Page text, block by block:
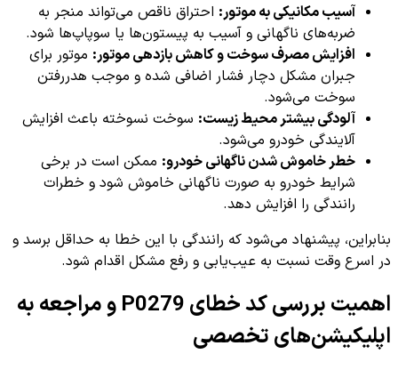
آسیب مکانیکی به موتور: احتراق ناقص می‌تواند منجر به
ضربه‌های ناگهانی و آسیب به پیستون‌ها یا سوپاپ‌ها شود.
افزایش مصرف سوخت و کاهش بازدهی موتور: موتور برای
جبران مشکل دچار فشار اضافی شده و موجب هدررفتن
سوخت می‌شود.
آلودگی بیشتر محیط زیست: سوخت نسوخته باعث افزایش
آلایندگی خودرو می‌شود.
خطر خاموش شدن ناگهانی خودرو: ممکن است در برخی
شرایط خودرو به صورت ناگهانی خاموش شود و خطرات
رانندگی را افزایش دهد.
بنابراین، پیشنهاد می‌شود که رانندگی با این خطا به حداقل برسد و
در اسرع وقت نسبت به عیب‌یابی و رفع مشکل اقدام شود.
اهمیت بررسی کد خطای P0279 و مراجعه به
اپلیکیشن‌های تخصصی